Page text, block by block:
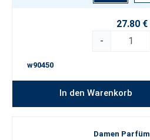
27.80 €
-
w90450
In den Warenkorb
Damen